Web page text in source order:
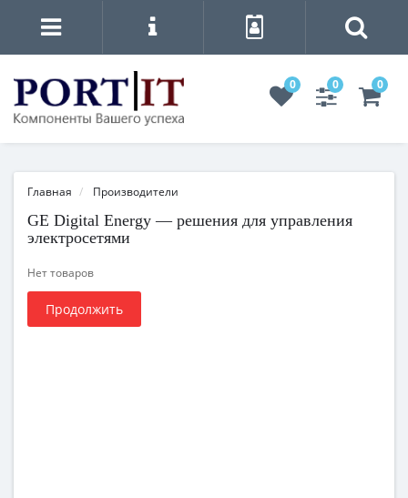
0 0 0
Главная Производители
GE Digital Energy — решения для управления
электросетями
Нет товаров
Продолжить